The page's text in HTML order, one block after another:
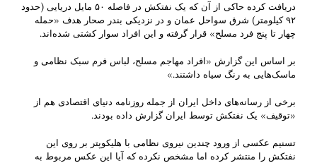
دریافت کرده حاکی از آن که یک نفتکش در فاصله ۵۰ مایل دریایی (حدود
۹۲ کیلومتر) شرق سواحل عمان و در نزدیکی بندر صحار هدف «حمله
چهار تا پنج فرد مسلح» قرار گرفته و این افراد سوار کشتی شده‌اند.
بر اساس این گزارش «افراد مهاجم مسلح،‌ لباس فرم سبک نظامی و
ماسک‌هایی به رنگ سیاه داشتند.»
برخی از رسانه‌های داخل ایران از جمله روزنامه دنیای اقتصادی هم از
«توقیف» یک نفتکش توسط ایران گزارش داده بودند.
تسنیم عکسی از ورود چندین نیروی نظامی با هلیکوپتر بر روی این
نفتکش را منتشر کرده اما مشخص نکرده که آیا این عکس مربوط به